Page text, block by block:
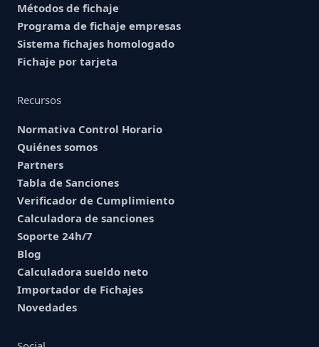
Métodos de fichaje
Programa de fichaje empresas
Sistema fichajes homologado
Fichaje por tarjeta
Recursos
Normativa Control Horario
Quiénes somos
Partners
Tabla de Sanciones
Verificador de Cumplimiento
Calculadora de sanciones
Soporte 24h/7
Blog
Calculadora sueldo neto
Importador de Fichajes
Novedades